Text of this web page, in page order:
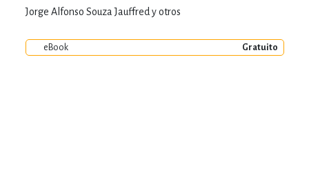
Jorge Alfonso Souza Jauffred y otros
eBook Gratuito